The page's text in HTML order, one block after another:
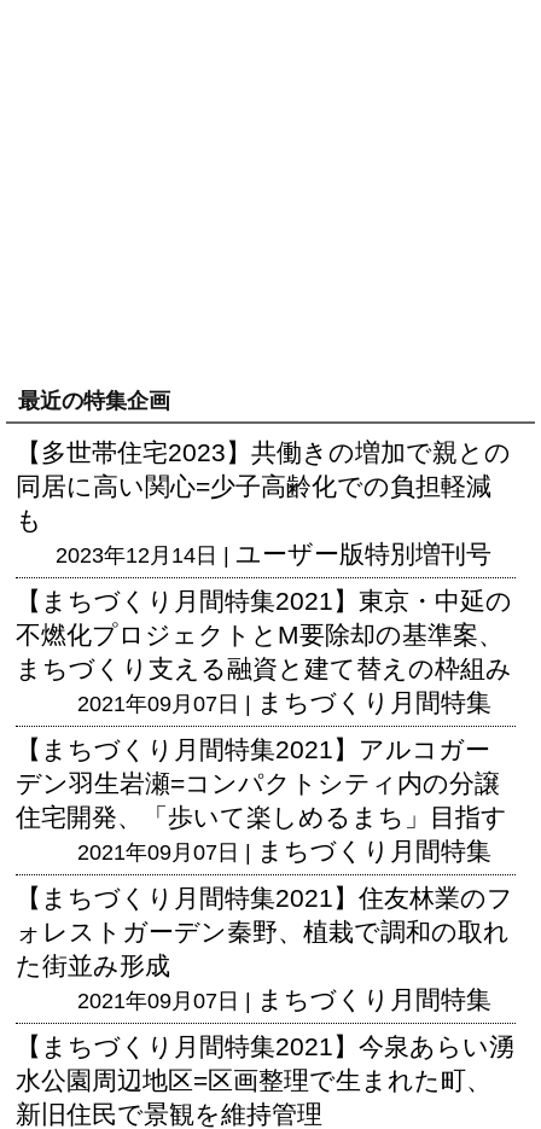
最近の特集企画
【多世帯住宅2023】共働きの増加で親との
同居に高い関心=少子高齢化での負担軽減
も
2023年12月14日 | ユーザー版特別増刊号
【まちづくり月間特集2021】東京・中延の
不燃化プロジェクトとM要除却の基準案、
まちづくり支える融資と建て替えの枠組み
2021年09月07日 | まちづくり月間特集
【まちづくり月間特集2021】アルコガー
デン羽生岩瀬=コンパクトシティ内の分譲
住宅開発、「歩いて楽しめるまち」目指す
2021年09月07日 | まちづくり月間特集
【まちづくり月間特集2021】住友林業のフ
ォレストガーデン秦野、植栽で調和の取れ
た街並み形成
2021年09月07日 | まちづくり月間特集
【まちづくり月間特集2021】今泉あらい湧
水公園周辺地区=区画整理で生まれた町、
新旧住民で景観を維持管理